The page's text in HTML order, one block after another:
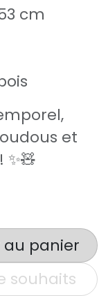
cm
et
panier
souhaits